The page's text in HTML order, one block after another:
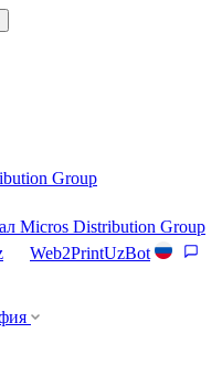
Group
Micros Distribution Group
Web2PrintUzBot